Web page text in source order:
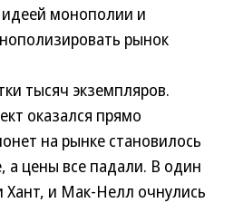
монополии и
рынок
тысяч экземпляров.
оказался прямо
на рынке становилось
а цены все падали. В один
Хант, и Мак-Нелл очнулись